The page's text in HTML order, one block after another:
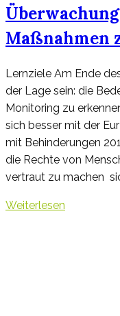
Maßnahmen
Lernziele​ Am Ende
der Lage sein: die
Monitoring zu
sich besser mit der
mit Behinderungen
die Rechte von
vertraut zu machen
Weiterlesen